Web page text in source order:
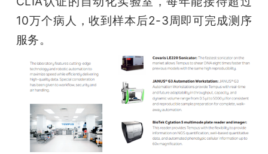
10万个病人，收到样本后2-3周即可完成测序
服务。